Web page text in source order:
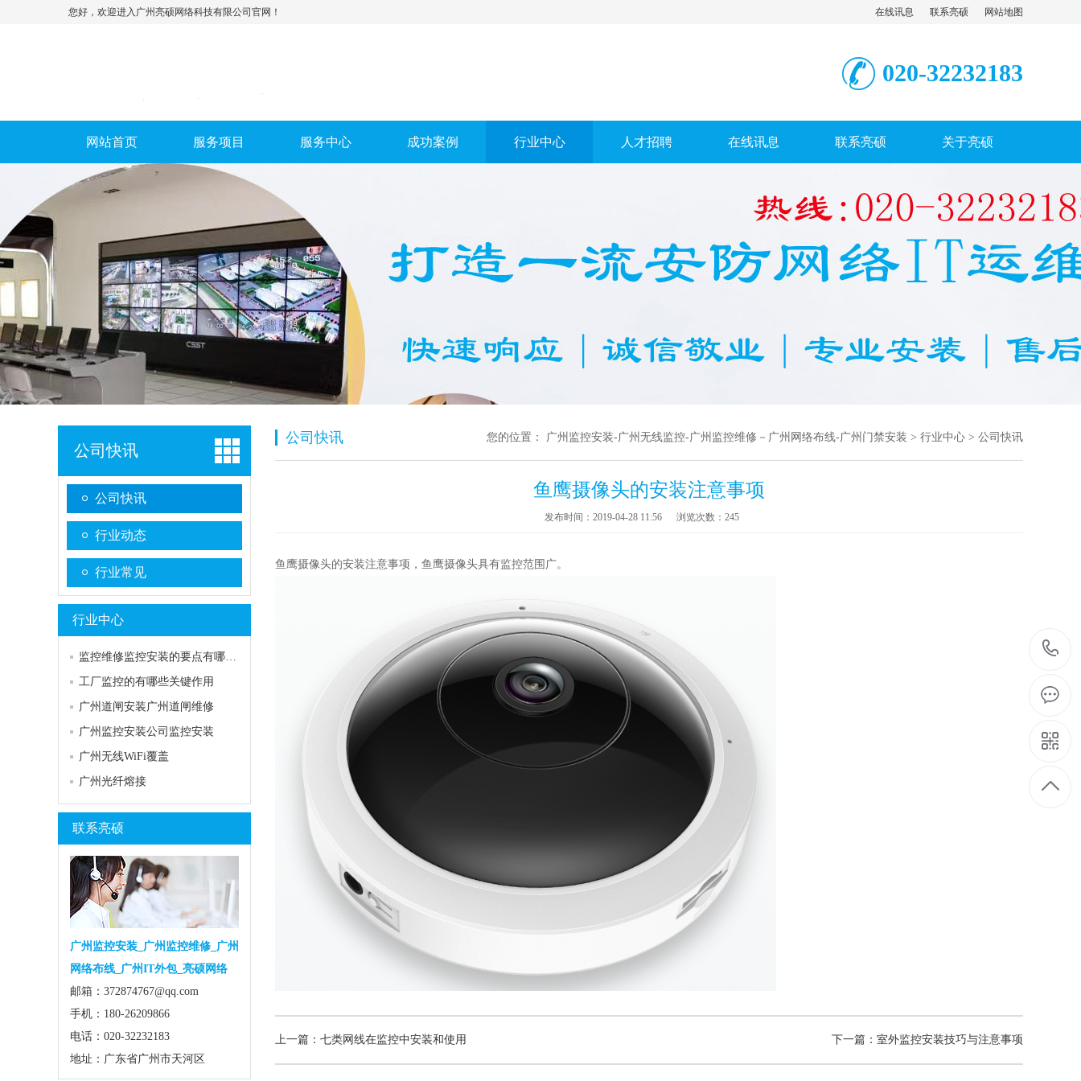
您好，欢迎进入广州亮硕网络科技有限公司官网！ 在线讯息 联系亮硕 网站地图
020-32232183
网站首页 服务项目 服务中心 成功案例 行业中心 人才招聘 在线讯息 联系亮硕 关于亮硕
公司快讯
公司快讯
行业动态
行业常见
行业中心
监控维修监控安装的要点有哪些注意事情怎样做好室内外监控管理
工厂监控的有哪些关键作用
广州道闸安装广州道闸维修
广州监控安装公司监控安装
广州无线WiFi覆盖
广州光纤熔接
联系亮硕
广州监控安装_广州监控维修_广州
网络布线_广州IT外包_亮硕网络
邮箱：372874767@qq.com
手机：180-26209866
电话：020-32232183
地址：广东省广州市天河区
公司快讯 您的位置： 广州监控安装-广州无线监控-广州监控维修－广州网络布线-广州门禁安装 > 行业中心 > 公司快讯
鱼鹰摄像头的安装注意事项
发布时间：2019-04-28 11:56 浏览次数： 245
鱼鹰摄像头的安装注意事项，鱼鹰摄像头具有监控范围广。
上一篇：七类网线在监控中安装和使用 下一篇：室外监控安装技巧与注意事项